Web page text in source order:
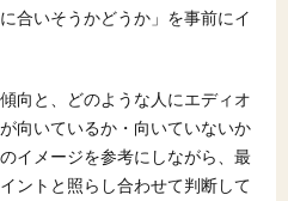
合いそうかどうか」を事前にイ
向と、どのような人にエディオ
向いているか・向いていないか
イメージを参考にしながら、最
ントと照らし合わせて判断して